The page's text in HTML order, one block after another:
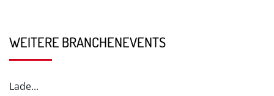
WEITERE BRANCHENEVENTS
Lade...